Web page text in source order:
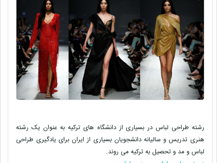
رشته طراحی لباس در بسیاری از دانشگاه های ترکیه به عنوان یک رشته
هنری تدریس و سالیانه دانشجویان بسیاری از ایران برای یادگیری طراحی
لباس و مد و تحصیل به ترکیه می روند.